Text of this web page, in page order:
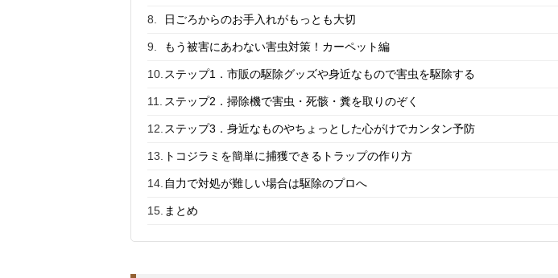
日ごろからのお手入れがもっとも大切
もう被害にあわない害虫対策！カーペット編
ステップ1．市販の駆除グッズや身近なもので害虫を駆除する
ステップ2．掃除機で害虫・死骸・糞を取りのぞく
ステップ3．身近なものやちょっとした心がけでカンタン予防
トコジラミを簡単に捕獲できるトラップの作り方
自力で対処が難しい場合は駆除のプロへ
まとめ